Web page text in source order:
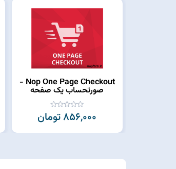
Nop One Page Checkout -
صورتحساب یک صفحه
856,000 تومان